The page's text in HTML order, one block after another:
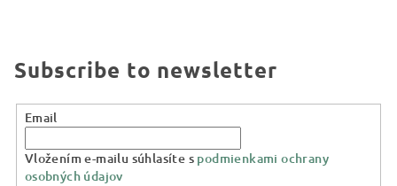
Subscribe to newsletter
Email
Vložením e-mailu súhlasíte s podmienkami ochrany
osobných údajov